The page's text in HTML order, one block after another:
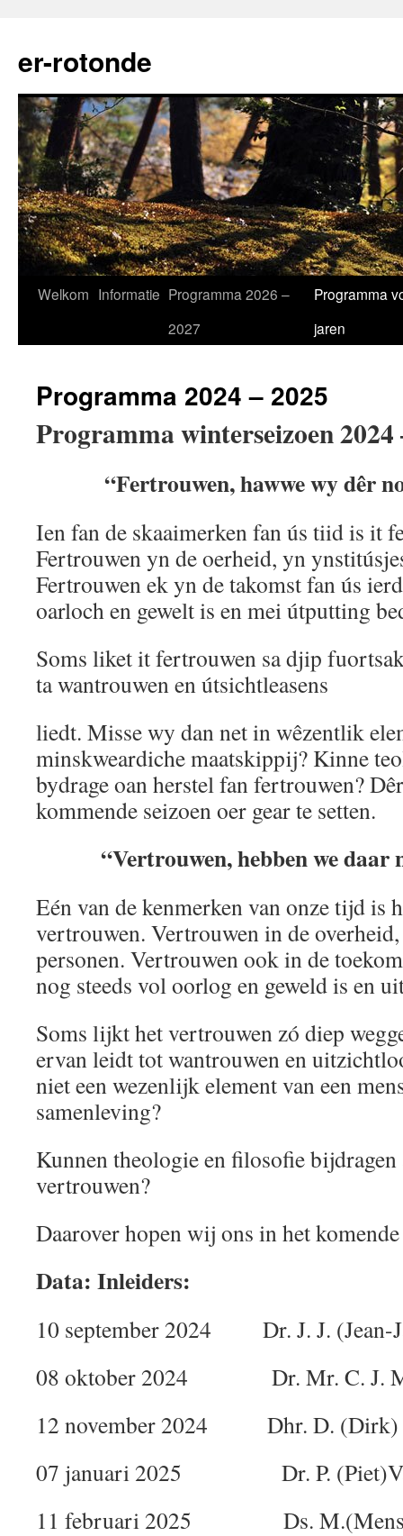
de
inhoud
er-rotonde
Welkom Informatie Programma 2026 –
2027
Programma
jaren
Programma 2024 – 2025
Programma winterseizoen 2024
“Fertrouwen, hawwe wy dêr
Ien fan de skaaimerken fan ús tiid is it
Fertrouwen yn de oerheid, yn
Fertrouwen ek yn de takomst fan ús
oarloch en gewelt is en mei útputting
Soms liket it fertrouwen sa djip
ta wantrouwen en útsichtleasens
liedt. Misse wy dan net in wêzentlik
minskweardiche maatskippij? Kinne
bydrage oan herstel fan fertrouwen?
kommende seizoen oer gear te setten.
“Vertrouwen, hebben we daar
Eén van de kenmerken van onze tijd is
vertrouwen. Vertrouwen in de
personen. Vertrouwen ook in de
nog steeds vol oorlog en geweld is en
Soms lijkt het vertrouwen zó diep
ervan leidt tot wantrouwen en
niet een wezenlijk element van een
samenleving?
Kunnen theologie en filosofie bijdragen
vertrouwen?
Daarover hopen wij ons in het
Data: Inleiders:
10 september 2024 Dr. J. J. (Jean-
08 oktober 2024 Dr. Mr. C. J. M.
12 november 2024 Dhr. D. (Dirk)
07 januari 2025 Dr. P.
11 februari 2025 Ds.